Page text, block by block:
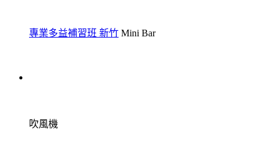
專業多益補習班 新竹 Mini Bar
吹風機